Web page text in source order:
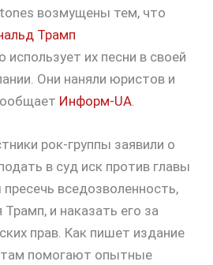
возмущены тем, что
Трамп
использует их песни в своей
Они наняли юристов и
Информ-UA.
рок-группы заявили о
в суд иск против главы
вседозволенность,
и наказать его за
прав. Как пишет издание
помогают опытные